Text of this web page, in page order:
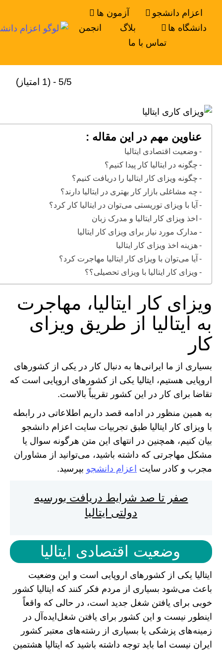
اعزام دانشجو
آزمون ها
دانشگاه ها
بلاگ
انجمن
تماس با ما
5/5 - (1 امتیاز)
عناوین مهم در این مقاله :
وضعیت اقتصادی ایتالیا
چگونه در ایتالیا کار پیدا کنیم؟
چگونه ویزای کار ایتالیا را دریافت کنیم؟
چه مشاغلی بازار کار بهتری در ایتالیا دارند؟
آیا با ویزای توریستی می‌توان در ایتالیا کار کرد؟
اخذ ویزای کار ایتالیا و مدرک زبان
مدارک مورد نیاز برای ویزای کار ایتالیا
هزینه اخذ ویزای کار ایتالیا
آیا می‌توان با ویزای کار ایتالیا مهاجرت کرد؟
ویزای کار ایتالیا با ویزای تحصیلی؟؟
ویزای کار ایتالیا، مهاجرت
به ایتالیا از طریق ویزای
کار
بسیاری از ما ایرانی‌ها به دنبال کار در یکی از کشور‌های
اروپایی هستیم، ایتالیا یکی از کشور‌های اروپایی است که
تقاضا برای کار در این کشور تقریباً بالاست.
به همین منظور در ادامه قصد داریم اطلاعاتی در رابطه
با ویزای کار ایتالیا طبق تجربیات سایت اعزام دانشجو
بیان کنیم، همچنین در انتهای این متن هرگونه سوال یا
مشکل مهاجرتی که داشته باشید، می‌توانید از مشاوران
مجرب و کادر سایت
اعزام دانشجو بپرسید.
صفر تا صد شرایط دریافت بورسیه
دولتی ایتالیا
وضعیت اقتصادی ایتالیا
ایتالیا یکی از کشور‌های اروپایی است و این وضعیت
باعث می‌شود بسیاری از مردم فکر کنند که ایتالیا کشور
خوبی برای یافتن شغل جدید است، در حالی که واقعاً
اینطور نیست و این کشور برای یافتن شغل‌ایده‌آل در
زمینه‌های پزشکی یا بسیاری از رشته‌های معتبر کشور
ایران نیست اما باید توجه داشته باشید که ایتالیا هشتمین